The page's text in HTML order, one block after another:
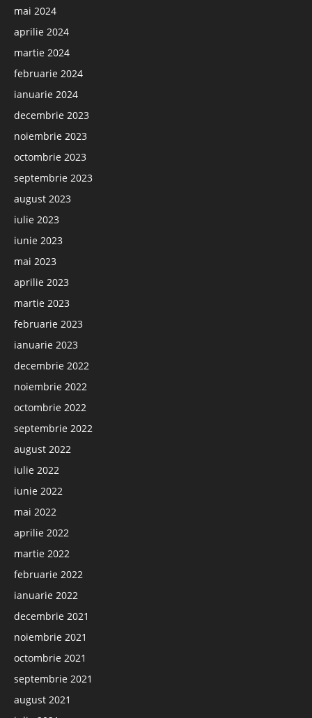
mai 2024
aprilie 2024
martie 2024
februarie 2024
ianuarie 2024
decembrie 2023
noiembrie 2023
octombrie 2023
septembrie 2023
august 2023
iulie 2023
iunie 2023
mai 2023
aprilie 2023
martie 2023
februarie 2023
ianuarie 2023
decembrie 2022
noiembrie 2022
octombrie 2022
septembrie 2022
august 2022
iulie 2022
iunie 2022
mai 2022
aprilie 2022
martie 2022
februarie 2022
ianuarie 2022
decembrie 2021
noiembrie 2021
octombrie 2021
septembrie 2021
august 2021